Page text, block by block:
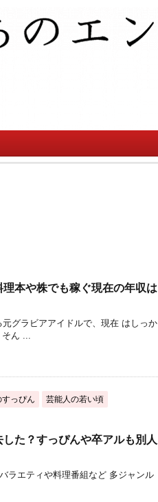
本や株でも稼ぐ現在の年収は
グラビアアイドルで、現在 はしっか
ん ...
っぴん
芸能人の若い頃
た？すっぴんや卒アルも別人
ラエティや料理番組など 多ジャンル